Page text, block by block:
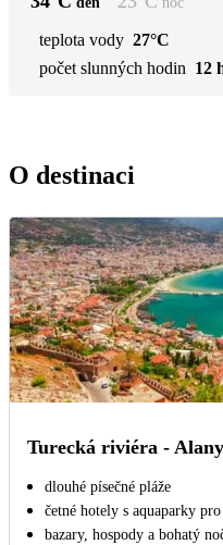
teplota vody 27°C
počet slunných hodin 12
O destinaci
Turecká riviéra -
dlouhé písečné pláže
četné hotely s aquaparky
bazary, hospody a bohatý